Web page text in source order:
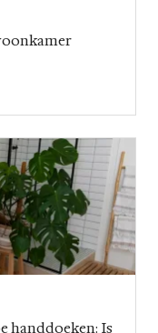
handdoeken: Is